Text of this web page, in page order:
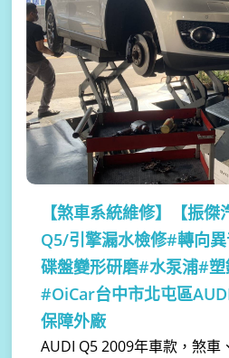
【煞車系統維修】
【振
Q5/引擎漏水檢修#轉向
碟盤變形研磨#水泵浦#
#OiCar台中市北屯區
保障外廠
AUDI Q5 2009年車款，煞車